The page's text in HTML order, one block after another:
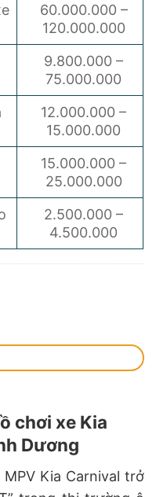
60.000.000 –
120.000.000
9.800.000 –
75.000.000
12.000.000 –
15.000.000
15.000.000 –
25.000.000
2.500.000 –
4.500.000
chơi xe Kia
Dương
Kia Carnival trở